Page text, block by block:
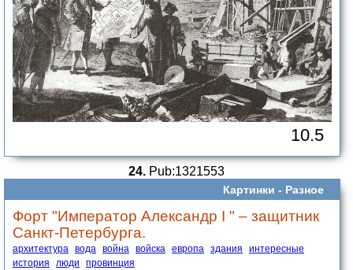
10.5
24. Pub:1321553
Картинки - Разное
Форт "Император Александр I " – защитник
Санкт-Петербурга.
архитектура вода война войска европа здания
интересные
история
люди провинция